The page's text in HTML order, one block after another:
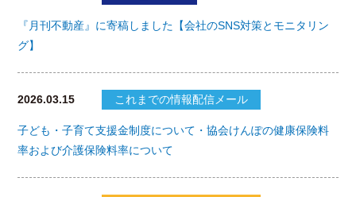
『月刊不動産』に寄稿しました【会社のSNS対策とモニタリン
グ】
2026.03.15 これまでの情報配信メール
子ども・子育て支援金制度について・協会けんぽの健康保険料
率および介護保険料率について